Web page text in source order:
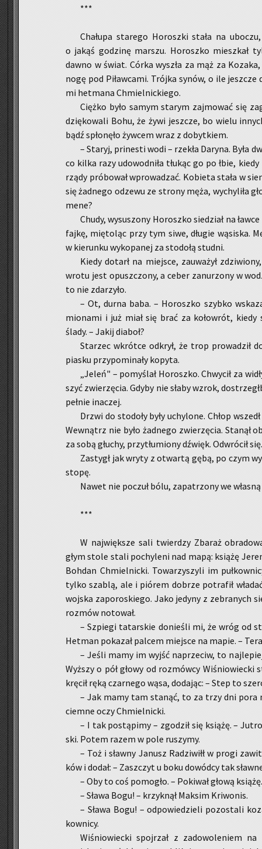
***
Cha­łu­pa sta­re­go Ho­rosz­ki stała na
o jakąś go­dzi­nę mar­szu. Ho­rosz­ko miesz­kał
dawno w świat. Córka wy­szła za mąż za
nogę pod Pi­ław­ca­mi. Trój­ka synów, o ile
mi het­ma­na Chmiel­nic­kie­go.
Cięż­ko było samym sta­rym zaj­mo­wać się
dzię­ko­wa­li Bohu, że żywi jesz­cze, bo wielu
bądź spło­nę­ło żyw­cem wraz z do­byt­kiem.
– Sta­ryj, pri­ne­sti wodi – rze­kła Da­ry­na. Była
co kilka razy udo­wod­ni­ła tłu­kąc go po łbie,
rządy pró­bo­wał wpro­wa­dzać. Ko­bie­ta stała w
się żad­ne­go od­ze­wu ze stro­ny męża, wy­chy­li­ła
mene?
Chudy, wy­su­szo­ny Ho­rosz­ko sie­dział na
fajkę, mię­to­ląc przy tym siwe, dłu­gie wą­si­ska.
w kie­run­ku wy­ko­pa­nej za sto­do­łą stud­ni.
Kiedy do­tarł na miej­sce, za­uwa­żył
wro­tu jest opusz­czo­ny, a ceber za­nu­rzo­ny w
to nie zda­rzy­ło.
– Ot, durna baba. – Ho­rosz­ko szyb­ko
mio­na­mi i już miał się brać za ko­ło­wrót,
ślady. – Jakij dia­boł?
Sta­rzec wkrót­ce od­krył, że trop pro­wa­dził
pia­sku przy­po­mi­na­ły ko­py­ta.
„Jeleń" – po­my­ślał Ho­rosz­ko. Chwy­cił za
szyć zwie­rzę­cia. Gdyby nie słaby wzrok,
peł­nie ina­czej.
Drzwi do sto­do­ły były uchy­lo­ne. Chłop
We­wnątrz nie było żad­ne­go zwie­rzę­cia. Sta­nął
za sobą głu­chy, przy­tłu­mio­ny dźwięk. Od­wró­cił się.
Za­stygł jak wryty z otwar­tą gębą, po czym
stopę.
Nawet nie po­czuł bólu, za­pa­trzo­ny we
***
W naj­więk­sze sali twier­dzy Zba­raż
głym stole stali po­chy­le­ni nad mapą: ksią­żę
Boh­dan Chmiel­nic­ki. To­wa­rzy­szy­li im
tylko sza­blą, ale i pió­rem do­brze po­tra­fił
woj­ska za­po­ro­skie­go. Jako je­dy­ny z ze­bra­nych
roz­mów no­to­wał.
– Szpie­gi ta­tar­skie do­nie­śli mi, że wróg od
Het­man po­ka­zał pal­cem miej­sce na mapie. –
– Jeśli mamy im wyjść na­prze­ciw, to
Wyż­szy o pół głowy od roz­mów­cy
krę­cił ręką czar­ne­go wąsa, do­da­jąc: – Step to
– Jak mamy tam sta­nąć, to za trzy dni pora
ciem­ne oczy Chmiel­nic­ki.
– I tak po­stą­pi­my – zgo­dził się ksią­żę. –
ski. Potem razem w pole ru­szy­my.
– Toż i sław­ny Ja­nusz Ra­dzi­wiłł w progi
ków i dodał: – Za­szczyt u boku do­wód­cy tak
– Oby to coś po­mo­gło. – Po­ki­wał głową
– Sława Bogu! – krzyk­nął Mak­sim Kri­wo­nis.
– Sława Bogu! – od­po­wie­dzie­li po­zo­sta­li
kow­ni­cy.
Wi­śnio­wiec­ki spoj­rzał z za­do­wo­le­niem na